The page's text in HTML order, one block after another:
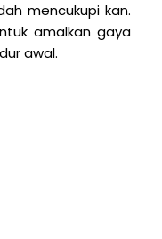
mencukupi kan.
amalkan gaya
awal.